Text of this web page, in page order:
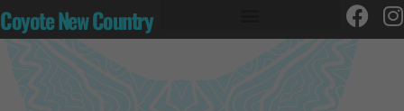
Coyote New Country